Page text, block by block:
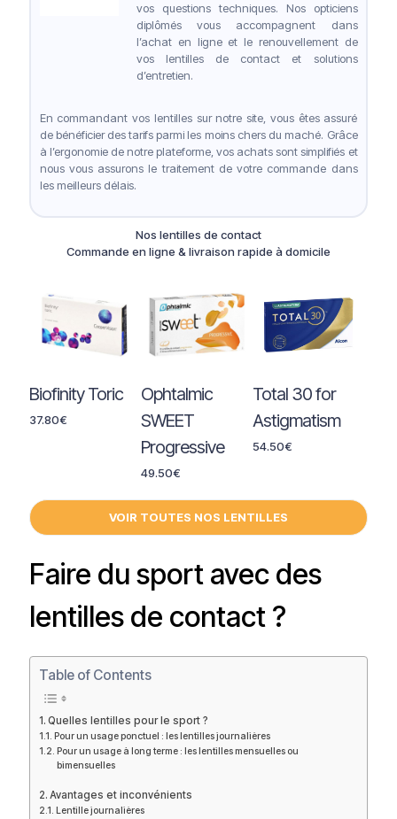
vos questions techniques. Nos opticiens
diplômés vous accompagnent dans
l’achat en ligne et le renouvellement de
vos lentilles de contact et solutions
d’entretien.
En commandant vos lentilles sur notre site, vous êtes assuré
de bénéficier des tarifs parmi les moins chers du maché. Grâce
à l’ergonomie de notre plateforme, vos achats sont simplifiés et
nous vous assurons le traitement de votre commande dans
les meilleurs délais.
Nos lentilles de contact
Commande en ligne & livraison rapide à domicile
Biofinity Toric
37.80€
Ophtalmic
SWEET
Progressive
49.50€
Total 30 for
Astigmatism
54.50€
VOIR TOUTES NOS LENTILLES
Faire du sport avec des
lentilles de contact ?
Table of Contents
Quelles lentilles pour le sport ?
Pour un usage ponctuel : les lentilles journalières
Pour un usage à long terme : les lentilles mensuelles ou
bimensuelles
Avantages et inconvénients
Lentille journalières